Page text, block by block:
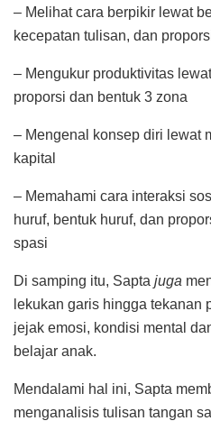
– Melihat cara berpikir lewat
kecepatan tulisan, dan
– Mengukur produktivitas
proporsi dan bentuk 3 zona
– Mengenal konsep diri lewat
kapital
– Memahami cara interaksi
huruf, bentuk huruf, dan
spasi
Di samping itu, Sapta juga
lekukan garis hingga tekanan
jejak emosi, kondisi mental
belajar anak.
Mendalami hal ini, Sapta
menganalisis tulisan tangan